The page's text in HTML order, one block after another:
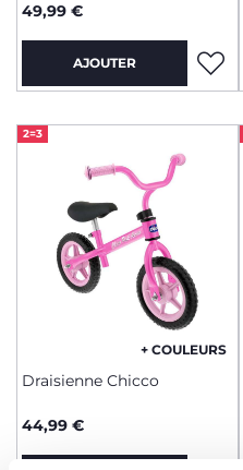
49,99 €
AJOUTER
2=3
+ COULEURS
Draisienne Chicco
44,99 €